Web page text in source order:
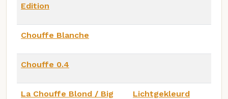
Edition
Chouffe Blanche
Chouffe 0.4
La Chouffe Blond / Big
Lichtgekleurd